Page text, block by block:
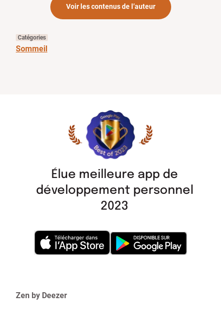
Voir les contenus de l’auteur
Catégories
Sommeil
Élue meilleure app de
développement personnel
2023
Zen by Deezer